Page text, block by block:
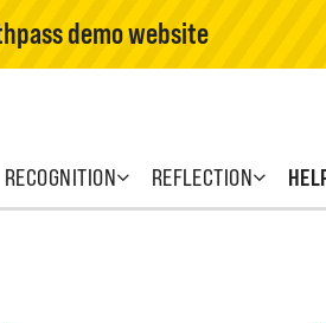
demo website
RECOGNITION REFLECTION